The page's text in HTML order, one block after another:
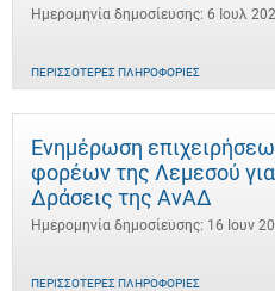
Ημερομηνία δημοσίευσης: 6 Ιουλ
ΠΕΡΙΣΣΌΤΕΡΕΣ ΠΛΗΡΟΦΟΡΊΕΣ
Ενημέρωση
φορέων της Λεμεσού για
Δράσεις της ΑνΑΔ
Ημερομηνία δημοσίευσης: 16 Ιουν
ΠΕΡΙΣΣΌΤΕΡΕΣ ΠΛΗΡΟΦΟΡΊΕΣ